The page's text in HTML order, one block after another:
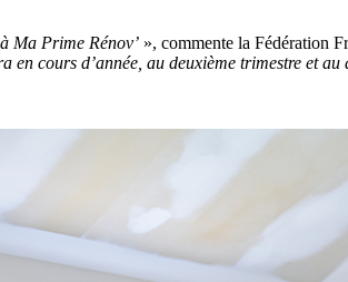
Ma Prime Rénov’ », commente la Fédération
cours d’année, au deuxième trimestre et au